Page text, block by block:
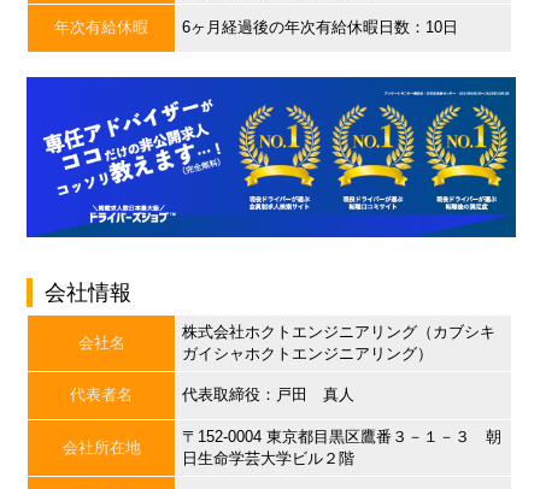
年次有給休暇 6ヶ月経過後の年次有給休暇日数：10日
会社情報
会社名
株式会社ホクトエンジニアリング（カブシキ
ガイシャホクトエンジニアリング）
代表者名 代表取締役：戸田 真人
会社所在地
〒152-0004 東京都目黒区鷹番３－１－３ 朝
日生命学芸大学ビル２階